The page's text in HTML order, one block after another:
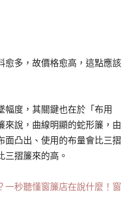
愈多，故價格愈高，這點應該
幅度，其關鍵也在於「布用
來說，曲線明顯的蛇形簾，由
面凸出、使用的布量會比三摺
三摺簾來的高。
一秒聽懂窗簾店在說什麼！窗